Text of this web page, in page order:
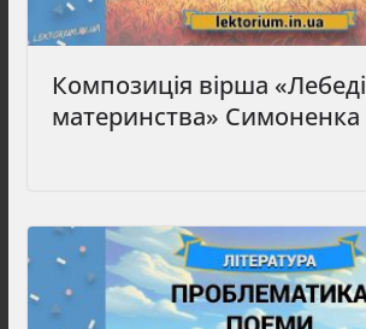
Композиція вірша «Лебеді
материнства» Симоненка